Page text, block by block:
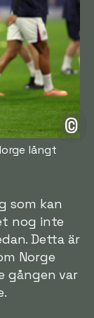
©
långt
som kan
nog inte
Detta är
Norge
gången var